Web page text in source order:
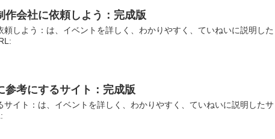
会社に依頼しよう：完成版
しよう：は、イベントを詳しく、わかりやすく、ていねいに説明した
参考にするサイト：完成版
イト：は、イベントを詳しく、わかりやすく、ていねいに説明したサ